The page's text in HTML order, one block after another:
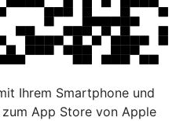
Ihrem Smartphone und
App Store von Apple